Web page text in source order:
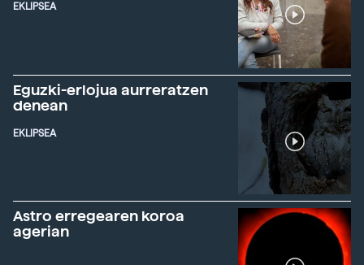
EKLIPSEA
Eguzki-erlojua aurreratzen
denean
EKLIPSEA
Astro erregearen koroa
agerian